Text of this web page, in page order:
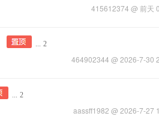
415612374 @前天
... 2
464902344 @ 2026-7-30
... 2
aassff1982 @ 2026-7-27